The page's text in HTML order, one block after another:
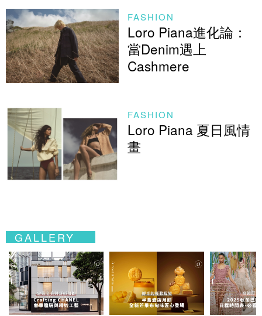
FASHION
Loro Piana進化論：
當Denim遇上
Cashmere
FASHION
Loro Piana 夏日風情
畫
GALLERY